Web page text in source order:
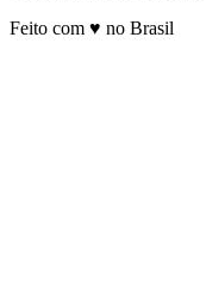
Feito com ♥ no Brasil